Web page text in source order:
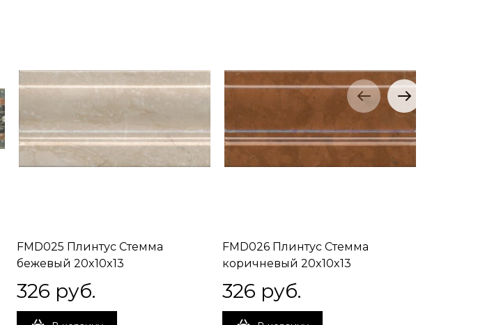
FMD025 Плинтус Стемма
бежевый 20x10x13
326 руб.
FMD026 Плинтус Стемма
коричневый 20x10x13
326 руб.